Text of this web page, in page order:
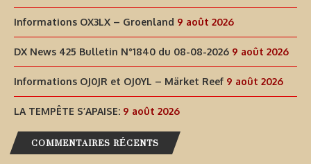
Informations OX3LX – Groenland 9 août 2026
DX News 425 Bulletin N°1840 du 08-08-2026 9 août 2026
Informations OJ0JR et OJ0YL – Märket Reef 9 août 2026
LA TEMPÊTE S’APAISE: 9 août 2026
COMMENTAIRES RÉCENTS